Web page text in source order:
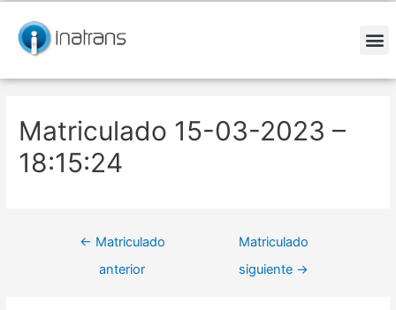
contenido
Matriculado 15-03-2023 –
18:15:24
de
entradas
← Matriculado
anterior
Matriculado
siguiente →